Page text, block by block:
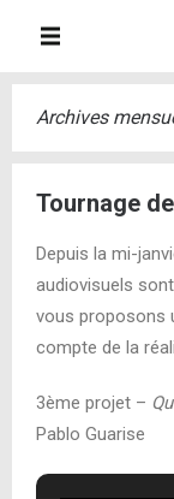
Archives
Tournage
Depuis la mi-
audiovisuels
vous proposons
compte de la
3ème projet –
Pablo Guarise